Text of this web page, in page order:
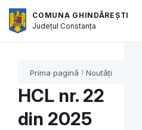
COMUNA GHINDĂREȘTI
JudețulConstanța
Prima pagină Noutăți
HCL nr. 22
din 2025